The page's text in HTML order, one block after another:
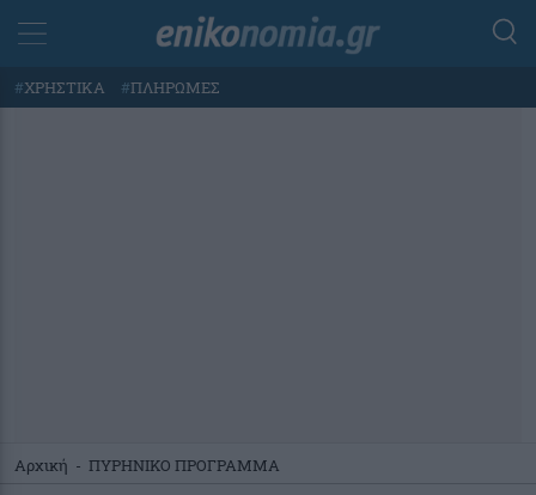
#ΧΡΗΣΤΙΚΑ #ΠΛΗΡΩΜΕΣ
Αρχική - ΠΥΡΗΝΙΚΟ ΠΡΟΓΡΑΜΜΑ